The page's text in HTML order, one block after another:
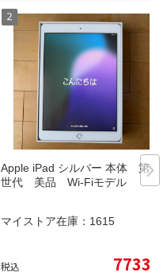
Apple iPad シルバー 本体 第7
世代 美品 Wi-Fiモデル
マイストア在庫： 1615
税込 7733